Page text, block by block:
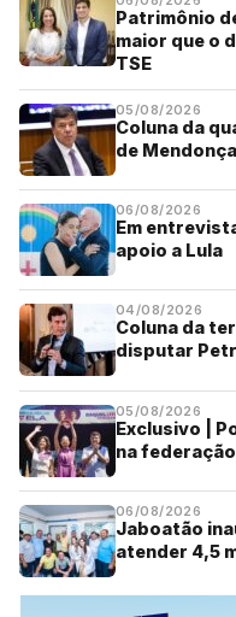
Patrimônio
maior que o
TSE
05/08/2026
Coluna da
de
06/08/2026
Em
apoio a Lula
04/08/2026
Coluna da
disputar
05/08/2026
Exclusivo |
na federação
06/08/2026
Jaboatão
atender 4,5